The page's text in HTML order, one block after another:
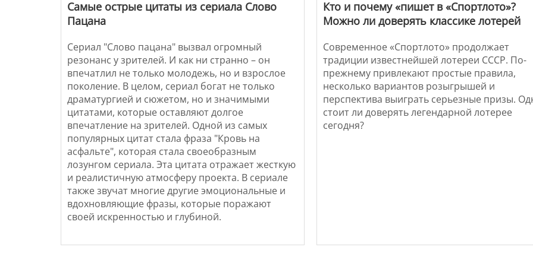
Самые острые цитаты из сериала Слово
Пацана
Сериал "Слово пацана" вызвал огромный
резонанс у зрителей. И как ни странно – он
впечатлил не только молодежь, но и взрослое
поколение. В целом, сериал богат не только
драматургией и сюжетом, но и значимыми
цитатами, которые оставляют долгое
впечатление на зрителей. Одной из самых
популярных цитат стала фраза "Кровь на
асфальте", которая стала своеобразным
лозунгом сериала. Эта цитата отражает жесткую
и реалистичную атмосферу проекта. В сериале
также звучат многие другие эмоциональные и
вдохновляющие фразы, которые поражают
своей искренностью и глубиной.
Кто и почему «пишет в «Спортлото»?
Можно ли доверять классике лотерей
Современное «Спортлото» продолжает
традиции известнейшей лотереи СССР. По-
прежнему привлекают простые правила,
несколько вариантов розыгрышей и
перспектива выиграть серьезные призы.
стоит ли доверять легендарной лотерее
сегодня?